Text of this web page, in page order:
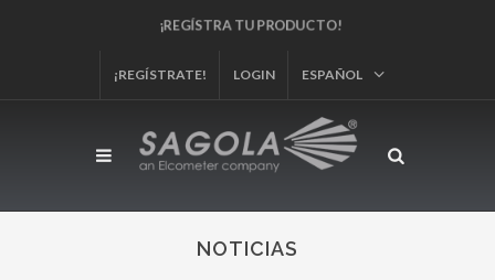
¡REGÍSTRA TU PRODUCTO!
¡REGÍSTRATE! LOGIN ESPAÑOL
NOTICIAS